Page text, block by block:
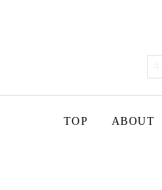
TOP ABOUT